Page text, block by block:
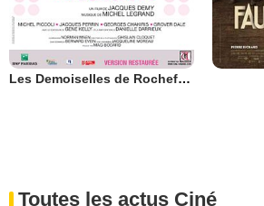
Les Demoiselles de Rochefort
Toutes les actus Ciné